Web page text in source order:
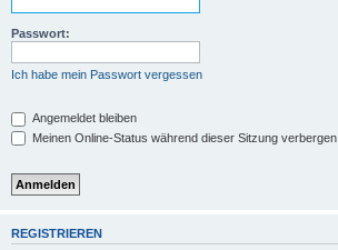
Passwort:
Ich habe mein Passwort vergessen
Angemeldet bleiben
Meinen Online-Status während dieser Sitzung verbergen
REGISTRIEREN